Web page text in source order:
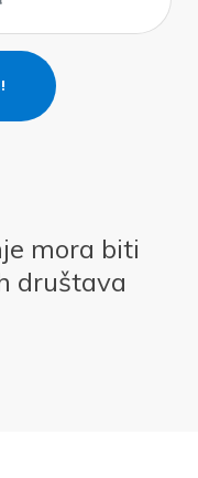
mora biti
društava